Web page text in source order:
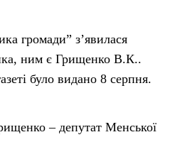
громади” з’явилася
ним є Грищенко В.К..
було видано 8 серпня.
– депутат Менської